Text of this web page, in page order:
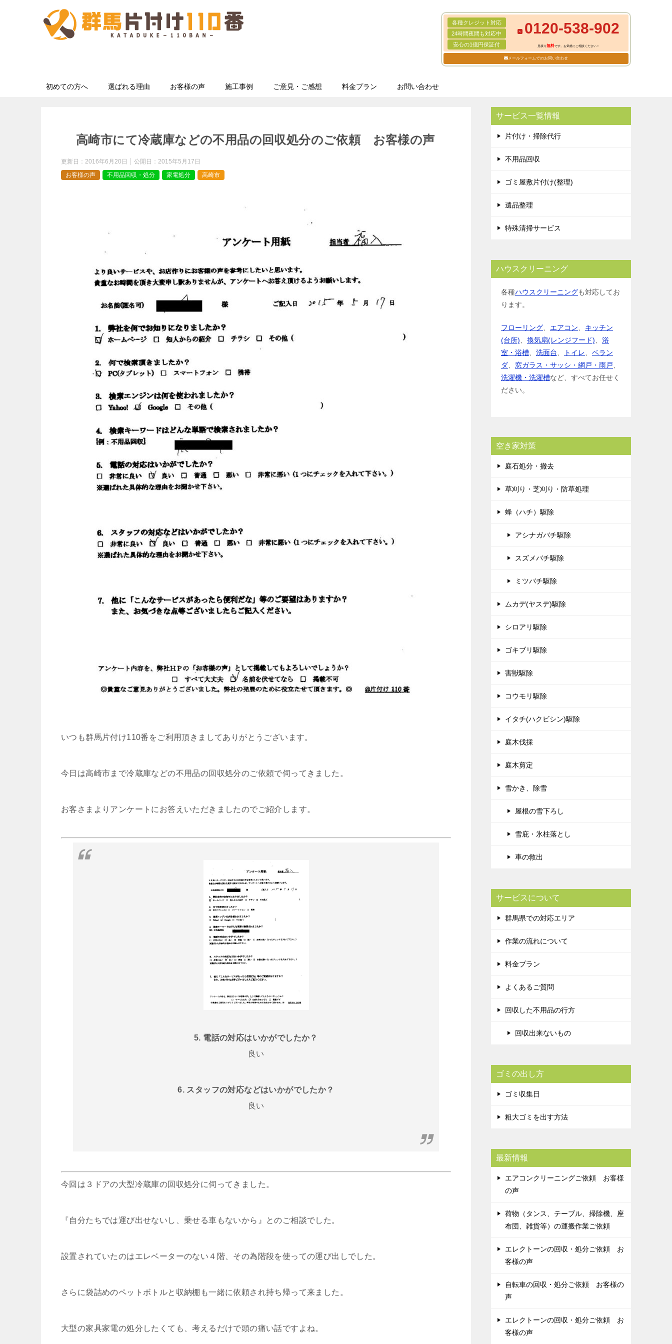
各種クレジット対応
24時間夜間も対応中
安心の1億円保証付
0120-538-902
見積り無料です。お気軽にご相談ください！
メールフォームでのお問い合わせ
初めての方へ 選ばれる理由 お客様の声 施工事例 ご意見・ご感想 料金プラン お問い合わせ
高崎市にて冷蔵庫などの不用品の回収処分のご依頼 お客様の声
更新日： 2016年6月20日 公開日： 2015年5月17日
お客様の声
不用品回収・処分 家電処分 高崎市
いつも群馬片付け110番をご利用頂きましてありがとうございます。
今日は高崎市まで冷蔵庫などの不用品の回収処分のご依頼で伺ってきました。
お客さまよりアンケートにお答えいただきましたのでご紹介します。
5. 電話の対応はいかがでしたか？
良い
6. スタッフの対応などはいかがでしたか？
良い
今回は３ドアの大型冷蔵庫の回収処分に伺ってきました。
『自分たちでは運び出せないし、乗せる車もないから』とのご相談でした。
設置されていたのはエレベーターのない４階、その為階段を使っての運び出しでした。
さらに袋詰めのペットボトルと収納棚も一緒に依頼され持ち帰って来ました。
大型の家具家電の処分したくても、考えるだけで頭の痛い話ですよね。
サービス一覧情報
片付け・掃除代行
不用品回収
ゴミ屋敷片付け(整理)
遺品整理
特殊清掃サービス
ハウスクリーニング
各種ハウスクリーニングも対応してお
ります。
フローリング エアコン
キッチン
(台所)
換気扇(レンジフード)
浴
室・浴槽
洗面台 トイレ
ベラン
ダ
窓ガラス・サッシ・網戸・雨戸
洗濯機・洗濯槽など、すべてお任せく
ださい。
空き家対策
庭石処分・撤去
草刈り・芝刈り・防草処理
蜂（ハチ）駆除
アシナガバチ駆除
スズメバチ駆除
ミツバチ駆除
ムカデ(ヤスデ)駆除
シロアリ駆除
ゴキブリ駆除
害獣駆除
コウモリ駆除
イタチ(ハクビシン)駆除
庭木伐採
庭木剪定
雪かき、除雪
屋根の雪下ろし
雪庇・氷柱落とし
車の救出
サービスについて
群馬県での対応エリア
作業の流れについて
料金プラン
よくあるご質問
回収した不用品の行方
回収出来ないもの
ゴミの出し方
ゴミ収集日
粗大ゴミを出す方法
最新情報
エアコンクリーニングご依頼 お客様
の声
荷物（タンス、テーブル、掃除機、座
布団、雑貨等）の運搬作業ご依頼
エレクトーンの回収・処分ご依頼 お
客様の声
自転車の回収・処分ご依頼 お客様の
声
エレクトーンの回収・処分ご依頼 お
客様の声